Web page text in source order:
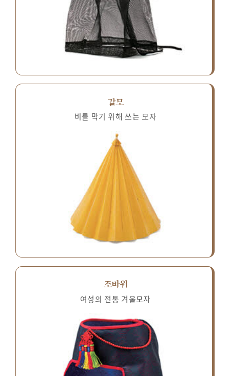
갈모
비를 막기 위해 쓰는 모자
조바위
여성의 전통 겨울모자